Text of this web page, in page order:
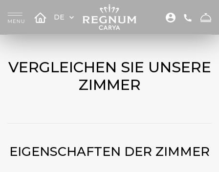
DE
VERGLEICHEN SIE UNSERE
ZIMMER
EIGENSCHAFTEN DER ZIMMER